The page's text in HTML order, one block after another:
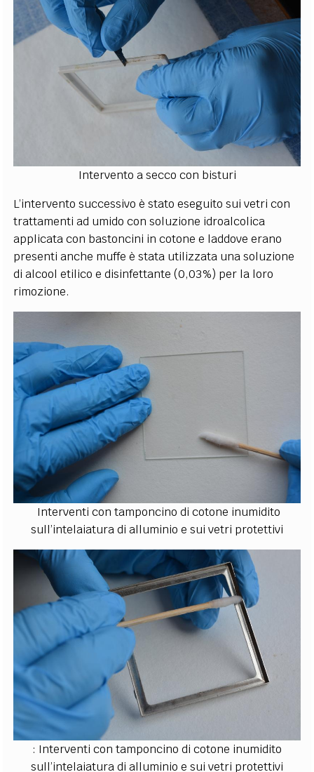
Intervento a secco con bisturi
L’intervento successivo è stato eseguito sui vetri con
trattamenti ad umido con soluzione idroalcolica
applicata con bastoncini in cotone e laddove erano
presenti anche muffe è stata utilizzata una soluzione
di alcool etilico e disinfettante (0,03%) per la loro
rimozione.
Interventi con tamponcino di cotone inumidito
sull’intelaiatura di alluminio e sui vetri protettivi
: Interventi con tamponcino di cotone inumidito
sull’intelaiatura di alluminio e sui vetri protettivi